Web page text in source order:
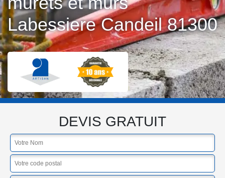
Labessiere Candeil 81300
DEVIS GRATUIT